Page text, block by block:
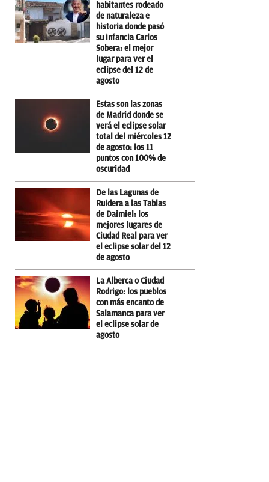
habitantes rodeado
de naturaleza e
historia donde pasó
su infancia Carlos
Sobera: el mejor
lugar para ver el
eclipse del 12 de
agosto
Estas son las zonas
de Madrid donde se
verá el eclipse solar
total del miércoles 12
de agosto: los 11
puntos con 100% de
oscuridad
De las Lagunas de
Ruidera a las Tablas
de Daimiel: los
mejores lugares de
Ciudad Real para ver
el eclipse solar del 12
de agosto
La Alberca o Ciudad
Rodrigo: los pueblos
con más encanto de
Salamanca para ver
el eclipse solar de
agosto